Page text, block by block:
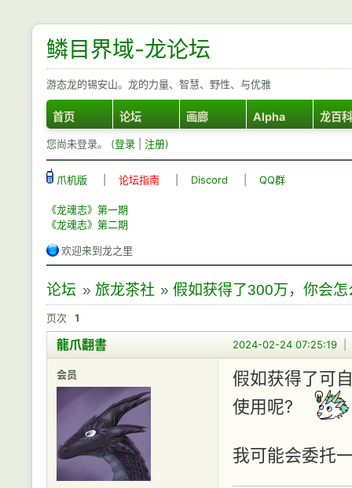
鳞目界域-龙论坛
游态龙的锡安山。龙的力量、智慧、野性、与优雅
首页 论坛 画廊 Alpha 龙百科
您尚未登录。 (登录 注册)
爪机版 论坛指南 Discord QQ群
《龙魂志》第一期
《龙魂志》第二期
欢迎来到龙之里
论坛 » 旅龙茶社 »假如获得了300万，你会
页次 1
2024-02-24 07:25:19
龍爪翻書
会员
假如获得了可
使用呢?
我可能会委托